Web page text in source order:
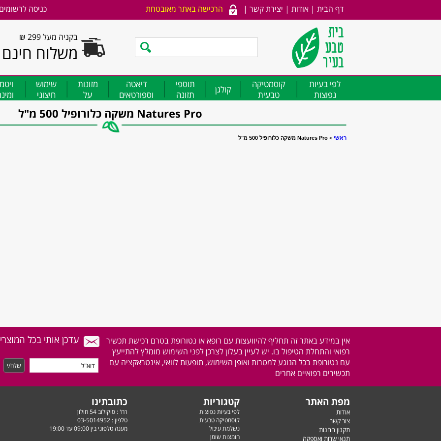
דף הבית | אודות | יצירת קשר | הרכישה באתר מאובטחת כניסה
בקניה מעל 299 ₪
משלוח חינם
לפי בעיות
נפוצות
קוסמטיקה
טבעית
קולגן
תוספי
תזונה
דיאטה
וספורטאים
מזונות
על
שימוש
חיצוני
Natures Pro משקה כלורופיל 500 מ"ל
ראשי > Natures Pro משקה כלורופיל 500 מ"ל
אין במידע באתר זה תחליף להיוועצות עם רופא או נטורופת בטרם רכישת תכשיר
רפואי והתחלת הטיפול בו. יש לעיין בעלון לצרכן לפני השימוש מומלץ להתייעץ
עם נטורופת בכל הנוגע למטרות ואופן השימוש, תופעות לוואי, אינטראקציה עם
תכשירים רפואיים אחרים
עדכן אותי בכל
מפת האתר
אודות
צור קשר
תקנון החנות
תנאי שרות ואספקה
קטגוריות
לפי בעיות נפוצות
קוסמטיקה טבעית
נשלמת עיכול
חומצות שומן
כתובתינו
רח' : סוקולוב 54 חולון
טלפון : 03-5014952
מענה טלפוני בין 09:00 עד 19:00